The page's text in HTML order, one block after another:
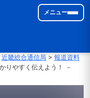
メニュー
近畿総合通信局 > 報道資料
りやすく伝えよう！ －